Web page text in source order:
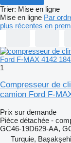
Trier: Mise en ligne
Mise en ligne Par
plus récentes en
1
Compresseur de
camion Ford F-
Prix sur demande
Pièce détachée -
GC46-19D629-AA,
Turquie,